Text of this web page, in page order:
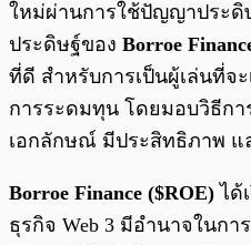
ใหม่ผ่านการใช้ปัญญาประ
ประดิษฐ์ของ Borroe
ที่ดี สำหรับการเป็นผู้เล่นที่จ
การระดมทุน โดยมอบวิธีกา
เอกลักษณ์ มีประสิทธิภาพ แ
Borroe Finance ($ROE) ได้
ธุรกิจ Web 3 มีอำนาจในกา